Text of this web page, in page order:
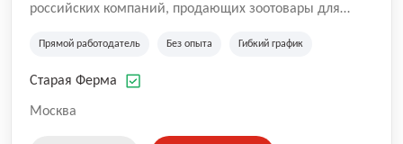
российских компаний, продающих зоотовары для
компания владеет 5 розничными магазинами, а также
России (Wildberries, Ozon, Яндекс. Маркет и
на глобальной доставке товаров по всей территории
Прямой работодатель Без опыта Гибкий график
Старая Ферма
Москва